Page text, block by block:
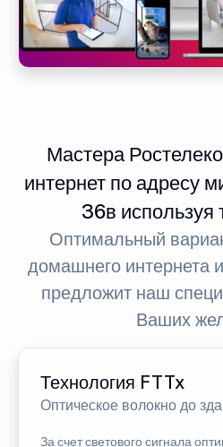
Мастера
интернет по адресу
36в используя
Оптимальный
домашнего интернета
предложит наш
Ваших
Технология FTTx
Оптическое волокно до
За счет светового сигнала